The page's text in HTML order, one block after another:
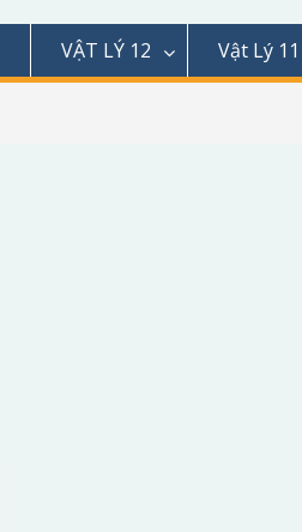
VẬT LÝ 12 Vật Lý 11